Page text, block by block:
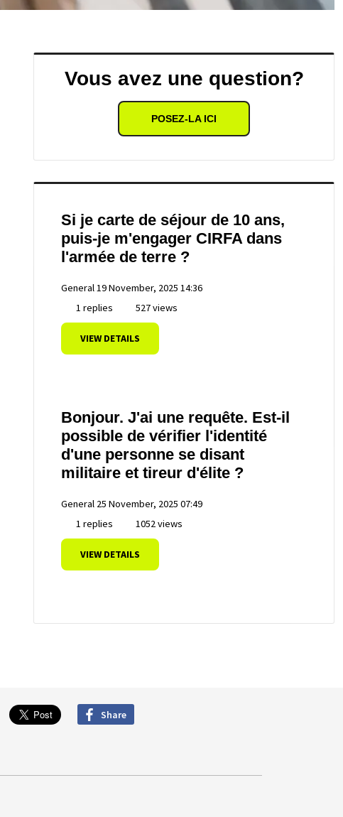
Vous avez une question?
POSEZ-LA ICI
Si je carte de séjour de 10 ans,
puis-je m'engager CIRFA dans
l'armée de terre ?
General19 November, 2025 14:36
1 replies
527 views
VIEW DETAILS
Bonjour. J'ai une requête. Est-il
possible de vérifier l'identité
d'une personne se disant
militaire et tireur d'élite ?
General 25 November, 2025 07:49
1 replies
1052 views
VIEW DETAILS
Share